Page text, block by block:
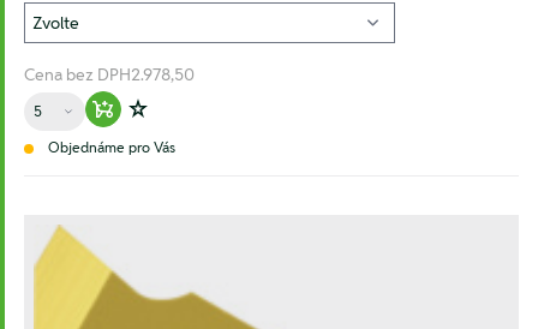
Cena bez DPH2.978,50
Množství
Warenkorb hinzufügen
Zur Wunschliste hinzufügen
Objednáme pro Vás